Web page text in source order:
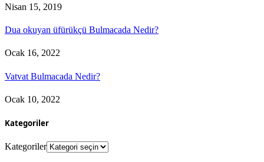
Nisan 15, 2019
Dua okuyan üfürükçü Bulmacada Nedir?
Ocak 16, 2022
Vatvat Bulmacada Nedir?
Ocak 10, 2022
Kategoriler
Kategoriler